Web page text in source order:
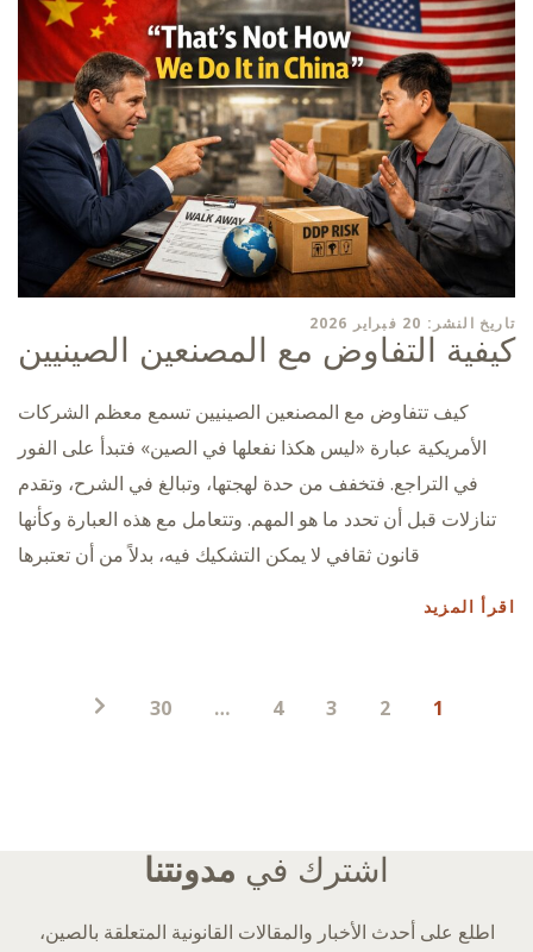
تاريخ النشر: 20 فبراير 2026
كيفية التفاوض مع المصنعين الصينيين
كيف تتفاوض مع المصنعين الصينيين تسمع معظم الشركات
الأمريكية عبارة «ليس هكذا نفعلها في الصين» فتبدأ على الفور
في التراجع. فتخفف من حدة لهجتها، وتبالغ في الشرح، وتقدم
تنازلات قبل أن تحدد ما هو المهم. وتتعامل مع هذه العبارة وكأنها
قانون ثقافي لا يمكن التشكيك فيه، بدلاً من أن تعتبرها
اقرأ المزيد
1
2
3
4
…
30
اشترك في مدونتنا
اطلع على أحدث الأخبار والمقالات القانونية المتعلقة بالصين،